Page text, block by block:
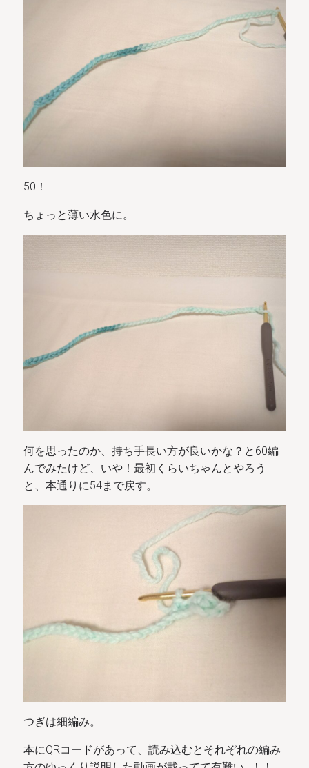
50！
ちょっと薄い水色に。
何を思ったのか、持ち手長い方が良いかな？と60編
んでみたけど、いや！最初くらいちゃんとやろう
と、本通りに54まで戻す。
つぎは細編み。
本にQRコードがあって、読み込むとそれぞれの編み